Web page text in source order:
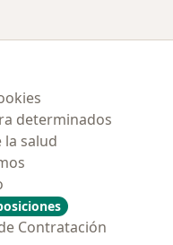
determinados
salud
Contratación